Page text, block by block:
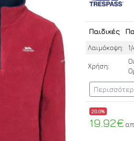
Παιδικές
Λαιμόκοψη:
Χρήση:
20.0%
19.92€